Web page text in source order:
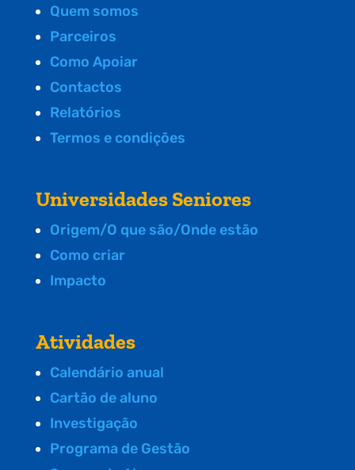
Quem somos
Parceiros
Como Apoiar
Contactos
Relatórios
Termos e condições
Universidades Seniores
Origem/O que são/Onde estão
Como criar
Impacto
Atividades
Calendário anual
Cartão de aluno
Investigação
Programa de Gestão